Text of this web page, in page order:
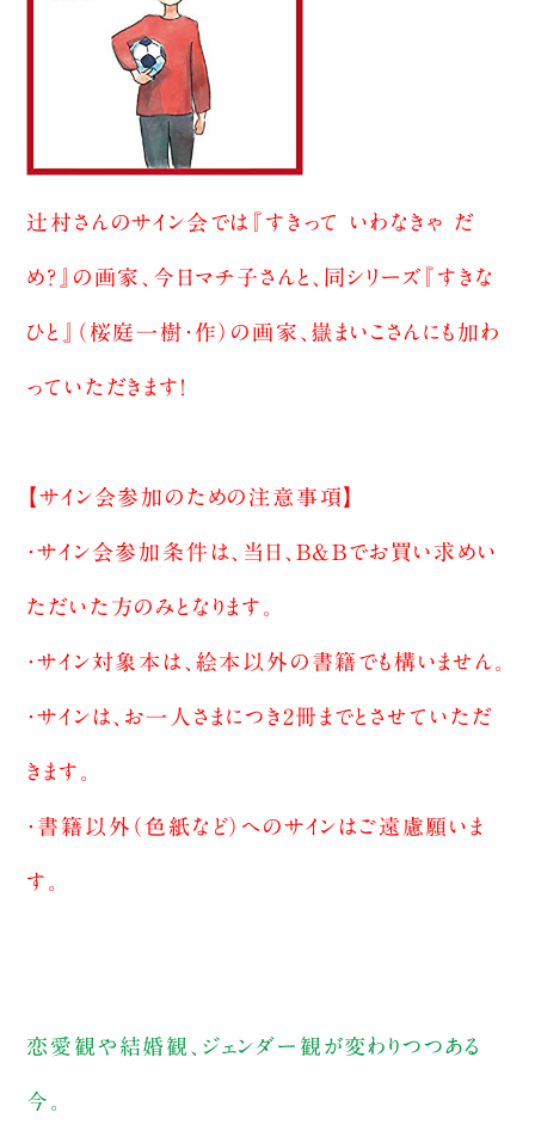
辻村さんのサイン会では『すきって いわなきゃ だ
め？』の画家、今日マチ子さんと、同シリーズ『すきな
ひと』（桜庭一樹・作）の画家、嶽まいこさんにも加わ
っていただきます！
【サイン会参加のための注意事項】
・サイン会参加条件は、当日、B&Bでお買い求めい
ただいた方のみとなります。
・サイン対象本は、絵本以外の書籍でも構いません。
・サインは、お一人さまにつき2冊までとさせていただ
きます。
・書籍以外（色紙など）へのサインはご遠慮願いま
す。
恋愛観や結婚観、ジェンダー観が変わりつつある
今。